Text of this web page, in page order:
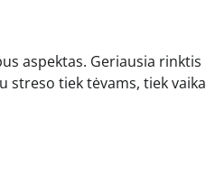
aspektas. Geriausia rinktis
streso tiek tėvams, tiek